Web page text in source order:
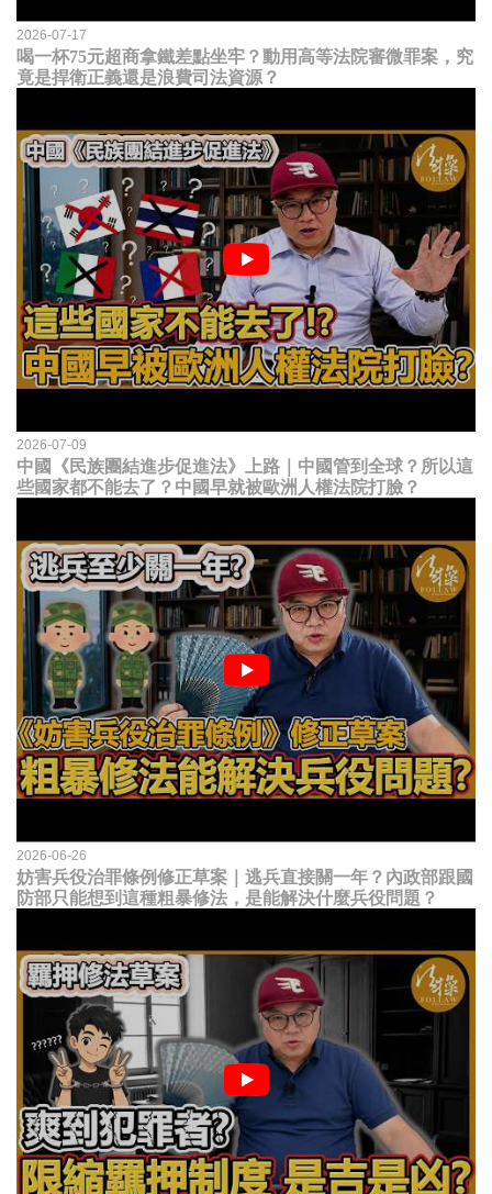
2026-07-17
喝一杯75元超商拿鐵差點坐牢？動用高等法院審微罪案，究
竟是捍衛正義還是浪費司法資源？
2026-07-09
中國《民族團結進步促進法》上路｜中國管到全球？所以這
些國家都不能去了？中國早就被歐洲人權法院打臉？
2026-06-26
妨害兵役治罪條例修正草案｜逃兵直接關一年？內政部跟國
防部只能想到這種粗暴修法，是能解決什麼兵役問題？